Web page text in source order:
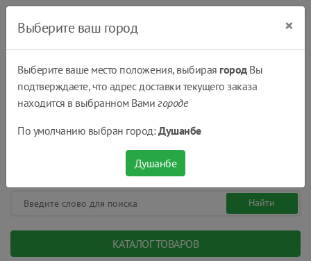
КАТАЛОГ ТОВАРОВ
Выберите ваш город ×
Выберите ваше место положения, выбирая городВы
подтверждаете, что адрес доставки текущего заказа
находится в выбранном Вамигороде
По умолчанию выбран город:Душанбе
Душанбе